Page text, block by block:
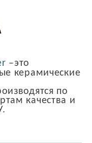
–это
керамические
по
качества и